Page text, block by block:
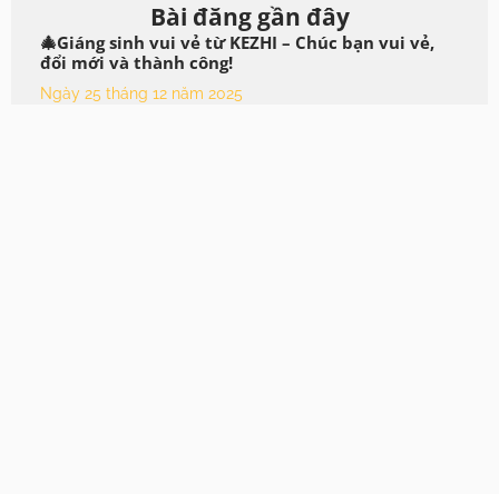
Bài đăng gần đây
🎄Giáng sinh vui vẻ từ KEZHI – Chúc bạn vui vẻ,
đổi mới và thành công!
Ngày 25 tháng 12 năm 2025